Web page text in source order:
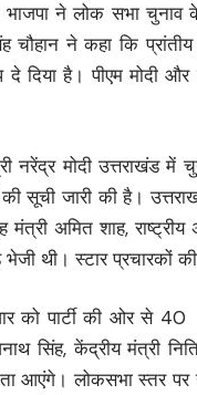
ने लोक सभा चुनाव के
चौहान ने कहा कि
दिया है। पीएम मोदी और
नरेंद्र मोदी उत्तराखंड
सूची जारी की है।
मंत्री अमित शाह,
भेजी थी। स्टार
को पार्टी की ओर से 40
सिंह, केंद्रीय मंत्री
आएंगे। लोकसभा स्तर पर